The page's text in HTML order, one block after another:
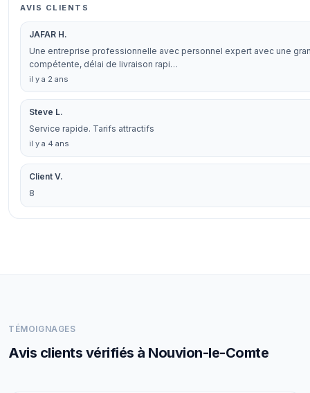
AVIS CLIENTS
JAFAR H.
Une entreprise professionnelle avec personnel expert avec une
compétente, délai de livraison rapi…
il y a 2 ans
Steve L.
Service rapide. Tarifs attractifs
il y a 4 ans
Client V.
8
TÉMOIGNAGES
Avis clients vérifiés à Nouvion-le-Comte